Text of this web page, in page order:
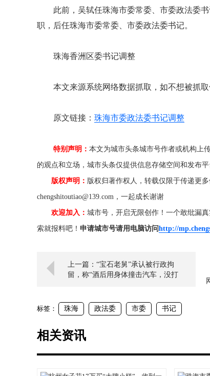
此前，吴轼任珠海市委常委、市委政法委
职，后任珠海市委常委、市委政法委书记。
珠海香洲区委书记调整
本文来源系统网络数据抓取，如不想被抓
原文链接： 珠海市委政法委书记调整
特别声明： 本文为城市头条城市号作者或机构上
的观点和立场，城市头条仅提供信息存储空间和发布平
版权声明： 版权归著作权人，转载仅限于传递更
chengshitoutiao@139.com，一起成长谢谢
欢迎加入： 城市号，开启无限创作！一个敢纰漏
索就报料吧！ 申请城市号请用电脑访问http://
上一篇：“宝石老舅”承认被行政拘
留，称“酒后用身体撞击汽车，没打
标签： 珠海 政法委 市委 书记
相关资讯